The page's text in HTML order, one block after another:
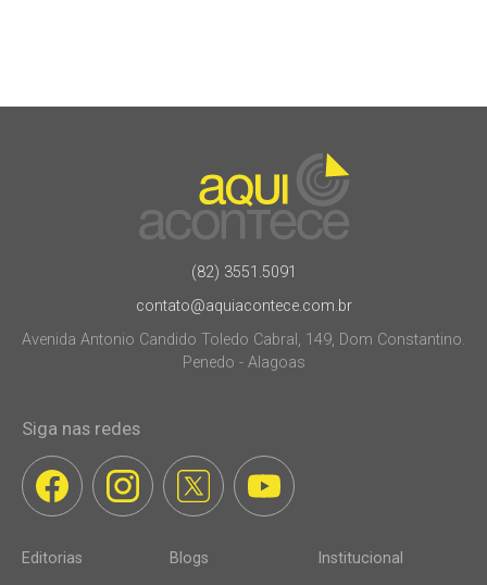
(82) 3551.5091
contato@aquiacontece.com.br
Avenida Antonio Candido Toledo Cabral, 149, Dom Constantino.
Penedo - Alagoas
Siga nas redes
Editorias Blogs Institucional